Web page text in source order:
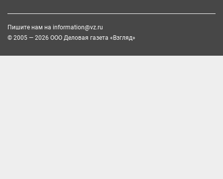
Пишите нам на information@vz.ru
© 2005 — 2026 ООО Деловая газета «Взгляд»